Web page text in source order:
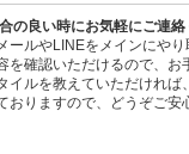
の良い時にお気軽にご連絡
ールやLINEをメインにや
を確認いただけるので、
イルを教えていただけれ
ておりますので、どうぞ